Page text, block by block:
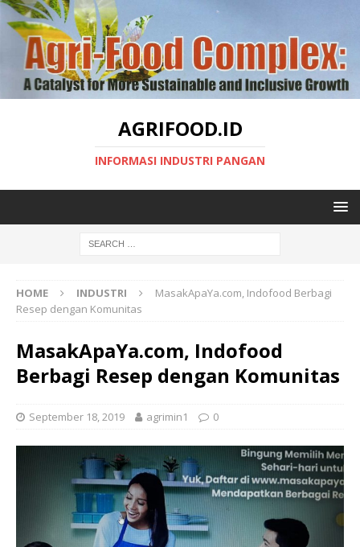
AGRIFOOD.ID
INFORMASI INDUSTRI PANGAN
HOME INDUSTRI
MasakApaYa.com, Indofood Berbagi
Resep dengan Komunitas
MasakApaYa.com, Indofood
Berbagi Resep dengan Komunitas
September 18, 2019 agrimin1 0